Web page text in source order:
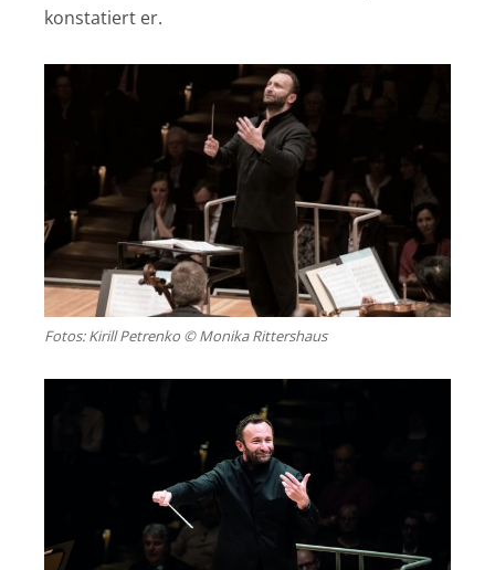
konstatiert er.
Fotos: Kirill Petrenko © Monika Rittershaus